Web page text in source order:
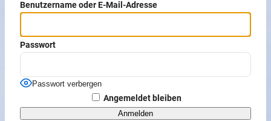
Benutzername oder E-Mail-Adresse
Passwort
Passwort verbergen
Angemeldet bleiben